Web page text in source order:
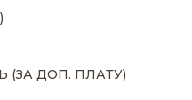
(ЗА ДОП. ПЛАТУ)